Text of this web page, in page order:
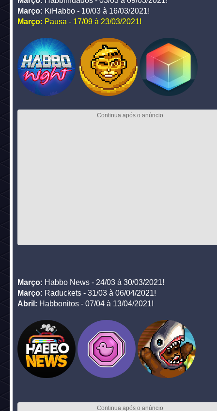
Março: KiHabbo - 10/03 à 16/03/2021!
Março: Pausa - 17/09 à 23/03/2021!
Março: Habbo News - 24/03 à 30/03/2021!
Março: Raduckets - 31/03 à 06/04/2021!
Abril: Habbonitos - 07/04 à 13/04/2021!